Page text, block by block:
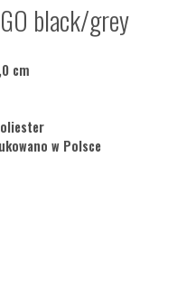
black/grey
cm
w Polsce